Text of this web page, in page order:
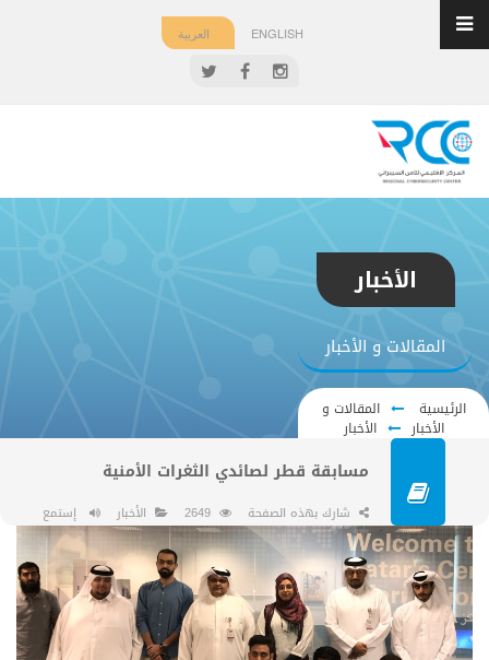
ENGLISH العربية
الأخبار
المقالات و الأخبار
الرئيسية
المقالات و
الأخبار
الأخبار
مسابقة قطر لصائدي الثغرات الأمنية
شارك بهذه الصفحة 2649 الأخبار إستمع